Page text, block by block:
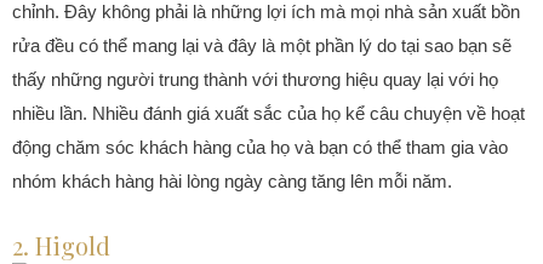
chỉnh. Đây không phải là những lợi ích mà mọi nhà sản xuất bồn
rửa đều có thể mang lại và đây là một phần lý do tại sao bạn sẽ
thấy những người trung thành với thương hiệu quay lại với họ
nhiều lần. Nhiều đánh giá xuất sắc của họ kể câu chuyện về hoạt
động chăm sóc khách hàng của họ và bạn có thể tham gia vào
nhóm khách hàng hài lòng ngày càng tăng lên mỗi năm.
2. Higold